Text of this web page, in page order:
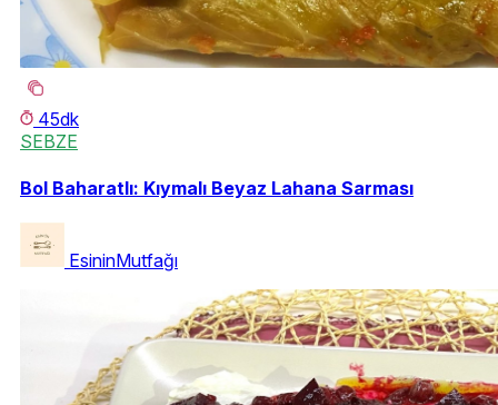
45dk
SEBZE
Bol Baharatlı: Kıymalı Beyaz Lahana Sarması
EsininMutfağı